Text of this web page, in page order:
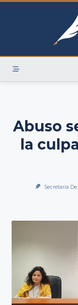
Skip
Abuso
la
Secretaría